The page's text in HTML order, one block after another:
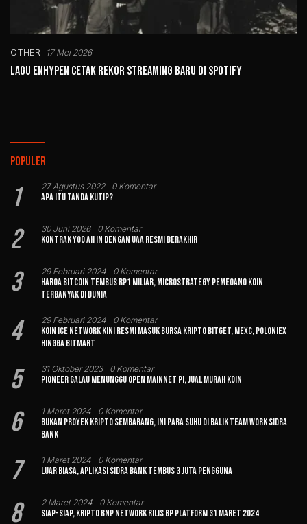
OTHER 17 Mei 2026
Lagu ENHYPEN Cetak Rekor Streaming Baru di Spotify
Populer
1 27 Agustus 2022 0 Komentar
Apa Itu Tanda Kutip?
2 30 Juni 2026 0 Komentar
Kontrak Yoo Ah In dengan UAA Resmi Berakhir
3 29 Februari 2024 0 Komentar
Harga Bitcoin Tembus Rp1 Miliar, MicroStrategy Pemegang Koin
Terbanyak di Dunia
4 29 Februari 2024 0 Komentar
Koin Ice Network Kini Resmi Masuk Bursa Kripto Bitget, MEXC, Poloniex
hingga BitMart
5 31 Oktober 2023 0 Komentar
Pioneer Galau Menunggu Open Mainnet Pi, Jual Murah Koin
6 1 Maret 2024 0 Komentar
Bukan Proyek Kripto Sembarang, Ini Para Suhu di Balik Team Work Sidra
Bank
7 1 Maret 2024 0 Komentar
Luar Biasa, Aplikasi Sidra Bank Tembus 3 Juta Pengguna
8 2 Maret 2024 0 Komentar
Siap-siap, Kripto BNP Network Rilis BP Platform 31 Maret 2024